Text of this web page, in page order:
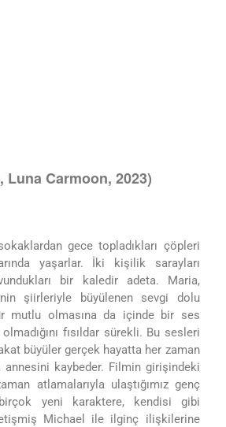
Luna Carmoon, 2023)
gece topladıkları çöpleri
yaşarlar. İki kişilik sarayları
bir kaledir adeta. Maria,
şiirleriyle büyülenen sevgi dolu
mutlu olmasına da içinde bir ses
fısıldar sürekli. Bu sesleri
büyüler gerçek hayatta her zaman
annesini kaybeder. Filmin girişindeki
atlamalarıyla ulaştığımız genç
yeni karaktere, kendisi gibi
Michael ile ilginç ilişkilerine